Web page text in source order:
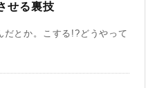
せる裏技
とか。こする!?どうやって